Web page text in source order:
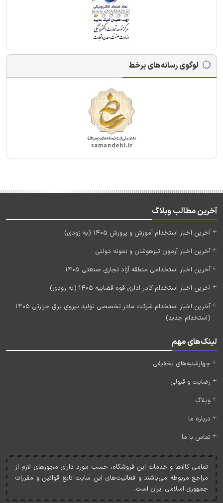
لوگوی رسانه‌های برخط
آخرین مطالب وبلاگ
آخرین اخبار استخدام آموزش و پرورش 1405 (به زودی)
آخرین اخبار آزمون تیزهوشان و نمونه دولتی
آخرین اخبار استخدامی منطقه آزاد تجاری صنعتی 1405
آخرین اخبار استخدام کادر اداری قوه قضاییه 1405 (به زودی)
آخرین اخبار استخدام شرکت مادر تخصصی تولید نیروی برق حرارتی 1405
(استخدام جدید)
لینک‌های مهم
چهارشنبه‌های تخفیفی
رضایت و قبولی
وبلاگ
درباره ما
تماس با ما
تمامی کالاها و خدمات اين فروشگاه، حسب مورد دارای مجوزهای لازم از
مراجع مربوطه می‌باشند و فعاليت‌های اين سايت تابع قوانين و مقررات
جمهوری اسلامی ايران است.